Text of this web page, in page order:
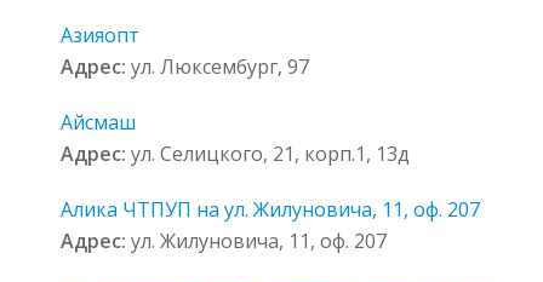
Азияопт
Адрес: ул. Люксембург, 97
Айсмаш
Адрес: ул. Селицкого, 21, корп.1, 13д
Алика ЧТПУП на ул. Жилуновича, 11, оф. 207
Адрес: ул. Жилуновича, 11, оф. 207